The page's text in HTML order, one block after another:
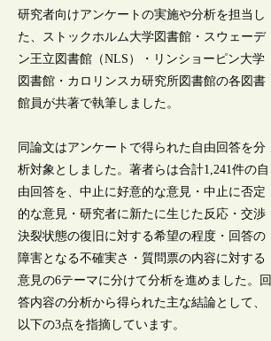
研究者向けアンケートの実施や分析を担当し
た、ストックホルム大学図書館・スウェーデ
ン王立図書館（NLS）・リンショーピン大学
図書館・カロリンスカ研究所図書館の各図書
館員が共著で執筆しました。
同論文はアンケートで得られた自由回答を分
析対象としました。著者らは合計1,241件の自
由回答を、中止に好意的な意見・中止に否定
的な意見・研究者に新たに生じた反応・交渉
決裂状態の復旧に対する希望の程度・回答の
障害となる不確実さ・質問票の内容に対する
意見の6テーマに分けて分析を進めました。回
答内容の分析から得られた主な結論として、
以下の3点を指摘しています。